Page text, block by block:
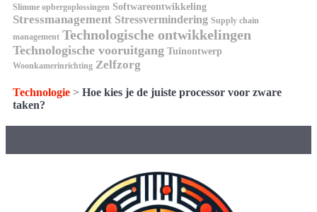
Slimme opbergoplossingen Softwareontwikkeling
Stressmanagement Stressvermindering Supply chain
management Technologische ontwikkelingen
Technologische vooruitgang Tuinontwerp
Woonkamerinrichting Zelfzorg
Technologie > Hoe kies je de juiste processor voor zware
taken?